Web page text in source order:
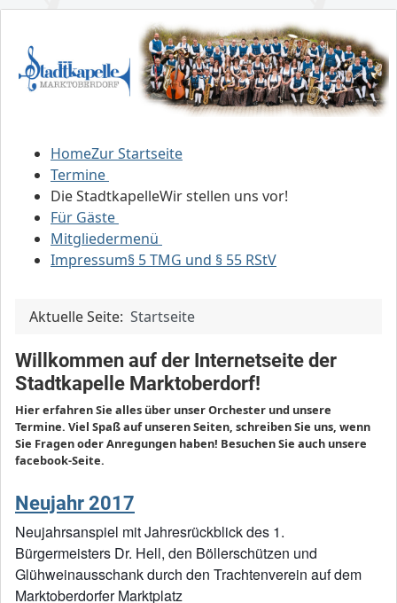
HomeZur Startseite
Termine
Die StadtkapelleWir stellen uns vor!
Für Gäste
Mitgliedermenü
Impressum§ 5 TMG und § 55 RStV
Aktuelle Seite: Startseite
Willkommen auf der Internetseite der
Stadtkapelle Marktoberdorf!
Hier erfahren Sie alles über unser Orchester und unsere
Termine. Viel Spaß auf unseren Seiten, schreiben Sie uns, wenn
Sie Fragen oder Anregungen haben! Besuchen Sie auch unsere
facebook-Seite.
Neujahr 2017
Neujahrsanspiel mit Jahresrückblick des 1.
Bürgermeisters Dr. Hell, den Böllerschützen und
Glühweinausschank durch den Trachtenverein auf dem
Marktoberdorfer Marktplatz